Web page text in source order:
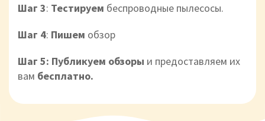
Шаг 3: Тестируем беспроводные пылесосы.
Шаг 4: Пишем обзор
Шаг 5: Публикуем обзоры и предоставляем их
вам бесплатно.